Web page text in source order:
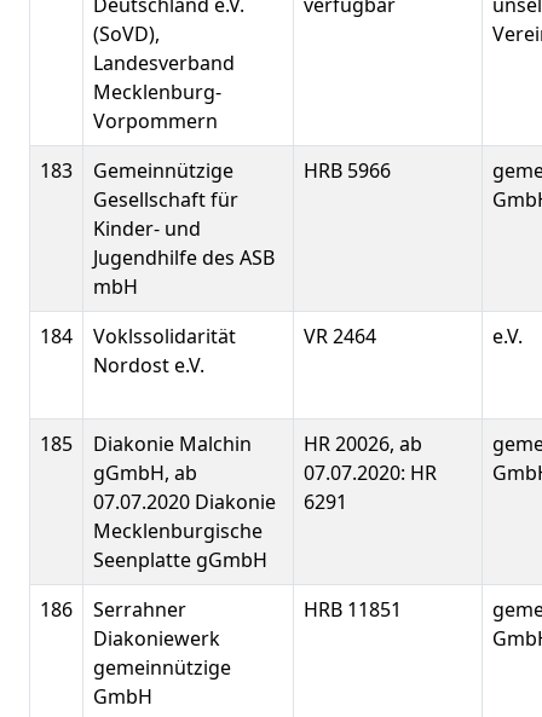
(SoVD),
Landesverband
Mecklenburg-
Vorpommern
183
Gemeinnützige
Gesellschaft für
Kinder- und
Jugendhilfe des ASB
mbH
HRB 5966
184
Voklssolidarität
Nordost e.V.
VR 2464 e.V.
185
Diakonie Malchin
gGmbH, ab
07.07.2020 Diakonie
Mecklenburgische
Seenplatte gGmbH
HR 20026, ab
07.07.2020: HR
6291
186
Serrahner
Diakoniewerk
gemeinnützige
GmbH
HRB 11851